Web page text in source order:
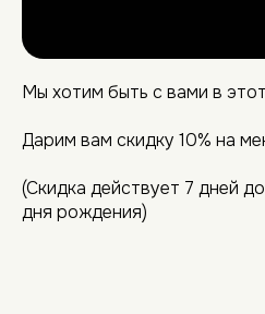
Мы хотим быть с вами в
Дарим вам скидку 10% на
(Скидка действует 7 дней
дня рождения)